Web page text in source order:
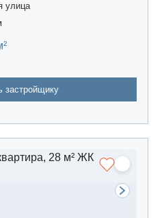
улица
застройщику